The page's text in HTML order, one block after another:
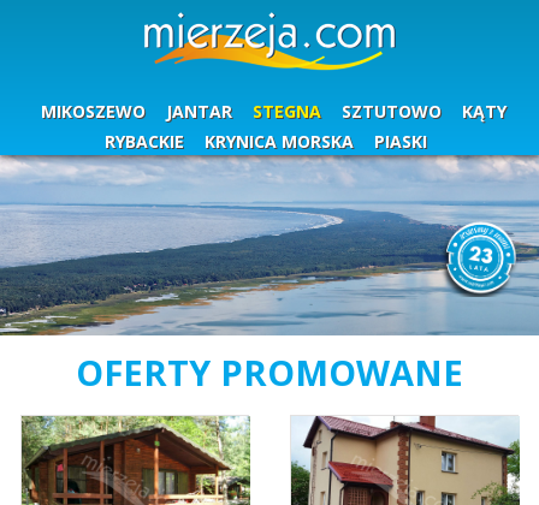
MIKOSZEWO JANTAR STEGNA SZTUTOWO
KĄTY
RYBACKIE
KRYNICA MORSKA PIASKI
OFERTY PROMOWANE